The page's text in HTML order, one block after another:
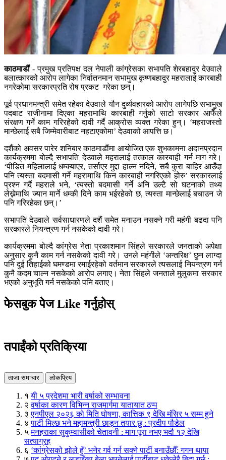
काठमाडौं- प्रमुख प्रतिपक्ष दल नेपाली कांग्रेसका सभापति शेरबहादुर देउवाले
बलात्कारको आरोप लागेका निर्वातनमान सभामुख कृष्णबहादुर महरालाई कारबाही
नगरेकोमा सरकारप्रति रोष प्रकट गरेका छन्।
पूर्व प्रधानमन्त्री समेत रहेका देउवाले यौन दुर्व्यवहारको आरोप लागेपछि सभामुख
पदबाट राजीनामा दिएका महरामाथि कारबाही गर्नुको साटो सरकार आफैँले
संरक्षण गर्ने काम गरिरहेको दावी गर्दै आक्रोस व्यक्त गरेका हुन्। ‘महराजस्तो
मान्छेलाई सबै जिम्मेवारीबाट नहटाएकोमा’ देउवाको आपत्ति छ।
दशैंको अवसर पारेर शनिबार काठमाडौंमा आयोजित एक शुभकामना अदानप्रदान
कार्यक्रममा बोल्दै सभापति देउवाले महरालाई तत्काल कारबाही गर्न माग गरे।
‘पीडित महिलालाई धम्क्याएर, तर्साएर मुद्दा हाल्न नदिने, सबै कुरा बाहिर आउँदा
पनि त्यस्ता बदमासी गर्ने महरामाथि किन कारबाही नगरिएको होरु’ सरकारलाई
प्रश्न गर्दै महराले भने, ‘त्यस्तो बदमासी गर्ने अनि उल्टै सो घटनाको तथ्य
लेख्नेमाथि ज्यान मार्ने धम्की दिने काम भईरहेको छ, त्यस्ता मान्छेलाई बचाउन जे
पनि गरिरहेका छन्।’
सभापति देउवाले सर्वसाधारणले दशैं समेत मनाउन नसक्ने गरी महंगी बढदा पनि
सरकारले नियन्त्रण गर्न नसकेको दावी गरे।
कार्यक्रममा बोल्दै कांग्रेस नेता प्रकाशमान सिंहले सरकारले जनताको अपेक्षा
अनुसार कुनै काम गर्न नसकेको दावी गरे। उनले महंगीले ‘अन्तरिक्ष’ छुन लाग्दा
पनि दुई तिहाईको घमण्डमा रमाईरहेको वर्तमान सरकारले त्यसलाई नियन्त्रण गर्न
कुनै कदम चाल्न नसकेको आरोप लगाए। नेता सिंहले जनताले मुलुकमा सरकार
भएको अनुभूति गर्न नसकेको पनि बताए।
फेसबुक पेज Like गर्नुहोस्
तपाईंको प्रतिक्रिया
ताजा समाचार लोकप्रिय
१ यी ५ प्रदेशमा भारी वर्षाको सम्भावना
२ वर्षाका कारण विभिन्न राजमार्गमा यातायात ठप्प
३ एनपीएल २०२६ को मिति घोषणा, कात्तिक ९ देखि मंसिर ५ सम्म हुने
४ पार्टी मिल्छ भने महामन्त्री छाड्न तयार छु : प्रदीप पौडेल
५ मनहराका सुकुम्वासीको चेतावनी : माग पूरा नभए भदौ १२ देखि
सत्याग्रह
६ ‘कांग्रेसको झोले हुँ’ भनेर गर्व गर्न सक्ने पार्टी बनाउँछौँ: गगन थापा